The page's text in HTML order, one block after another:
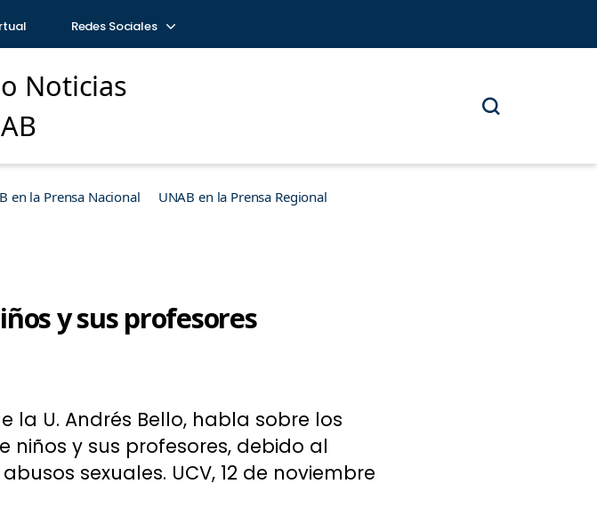
Redes Sociales
Noticias
en la Prensa Nacional UNAB en la Prensa Regional
y sus profesores
la U. Andrés Bello, habla sobre los
y sus profesores, debido al
sexuales. UCV, 12 de noviembre